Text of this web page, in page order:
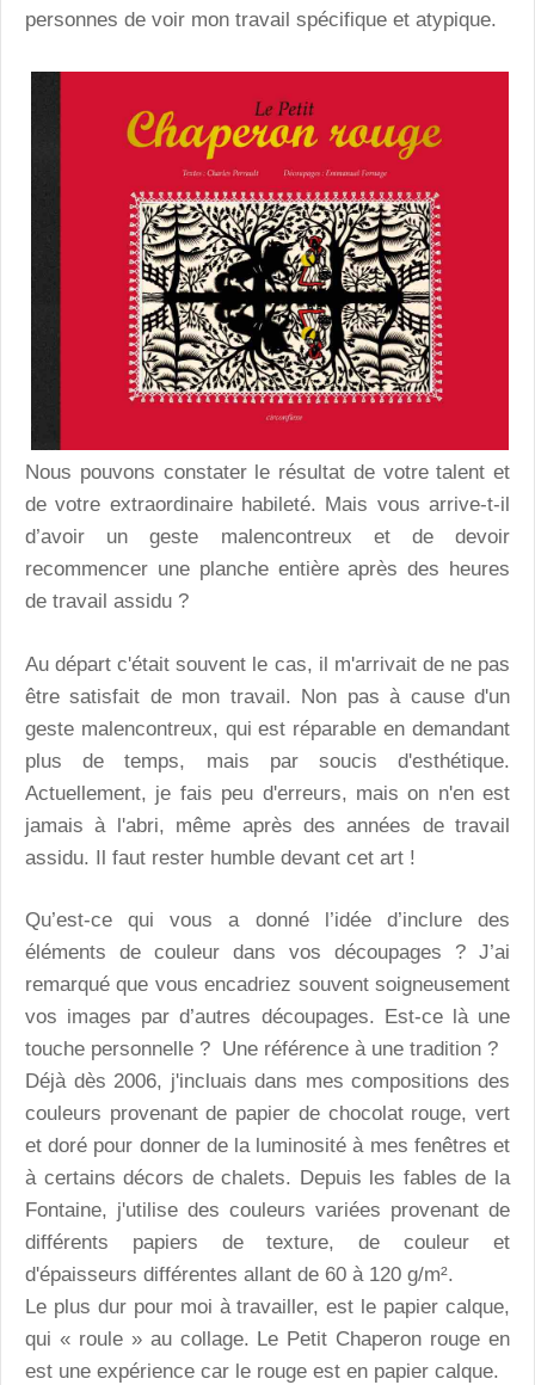
personnes de voir mon travail spécifique et atypique.
Nous pouvons constater le résultat de votre talent et
de votre extraordinaire habileté. Mais vous arrive-t-il
d’avoir un geste malencontreux et de devoir
recommencer une planche entière après des heures
de travail assidu ?
Au départ c'était souvent le cas, il m'arrivait de ne pas
être satisfait de mon travail. Non pas à cause d'un
geste malencontreux, qui est réparable en demandant
plus de temps, mais par soucis d'esthétique.
Actuellement, je fais peu d'erreurs, mais on n'en est
jamais à l'abri, même après des années de travail
assidu. Il faut rester humble devant cet art !
Qu’est-ce qui vous a donné l’idée d’inclure des
éléments de couleur dans vos découpages ? J’ai
remarqué que vous encadriez souvent soigneusement
vos images par d’autres découpages. Est-ce là une
touche personnelle ? Une référence à une tradition ?
Déjà dès 2006, j'incluais dans mes compositions des
couleurs provenant de papier de chocolat rouge, vert
et doré pour donner de la luminosité à mes fenêtres et
à certains décors de chalets. Depuis les fables de la
Fontaine, j'utilise des couleurs variées provenant de
différents papiers de texture, de couleur et
d'épaisseurs différentes allant de 60 à 120 g/m².
Le plus dur pour moi à travailler, est le papier calque,
qui « roule » au collage. Le Petit Chaperon rouge en
est une expérience car le rouge est en papier calque.